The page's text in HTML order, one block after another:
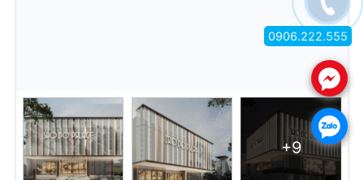
+9
.
.
0906.222.555